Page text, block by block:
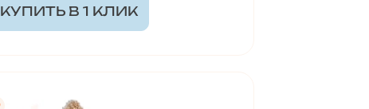
КУПИТЬ В 1 КЛИК